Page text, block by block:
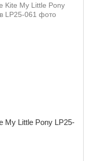
My Little Pony LP25-